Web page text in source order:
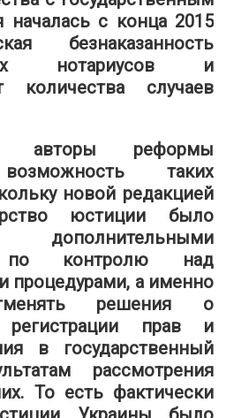
началась с конца 2015
безнаказанность
нотариусов и
количества случаев
авторы реформы
таких
новой редакцией
юстиции было
по контролю над
процедурами, а именно
решения о
регистрации прав и
в государственный
рассмотрения
То есть фактически